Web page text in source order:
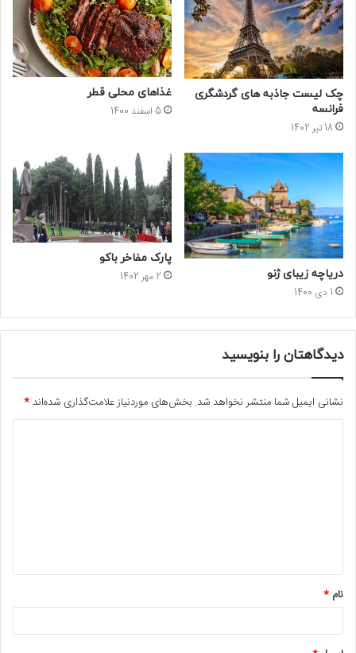
چک لیست جاذبه های گردشگری
فرانسه
18 تیر 1402
غذاهای محلی قطر
5 اسفند 1400
دریاچه زیبای ژنو
1 دی 1400
پارک مفاخر باکو
2 مهر 1402
دیدگاهتان را بنویسید
نشانی ایمیل شما منتشر نخواهد شد. بخش‌های موردنیاز علامت‌گذاری شده‌اند*
*
نام *